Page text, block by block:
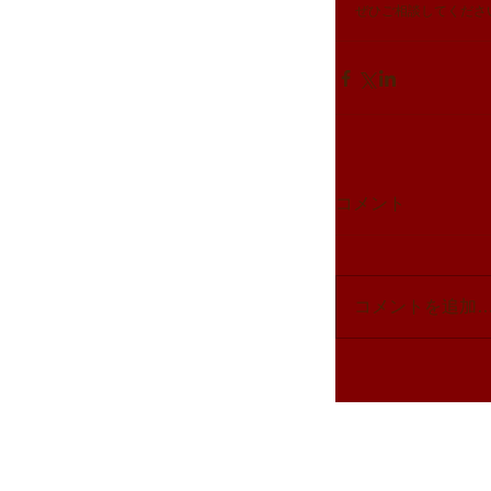
ぜひご相談してくだ
コメント
コメントを追加